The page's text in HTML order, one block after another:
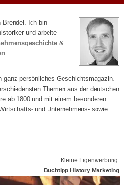
Brendel. Ich bin
und arbeite
&
ganz persönliches Geschichtsmagazin.
Themen aus der deutschen
ab 1800 und mit einem besonderen
und Unternehmens- sowie
Kleine Eigenwerbung:
Buchtipp History Marketing